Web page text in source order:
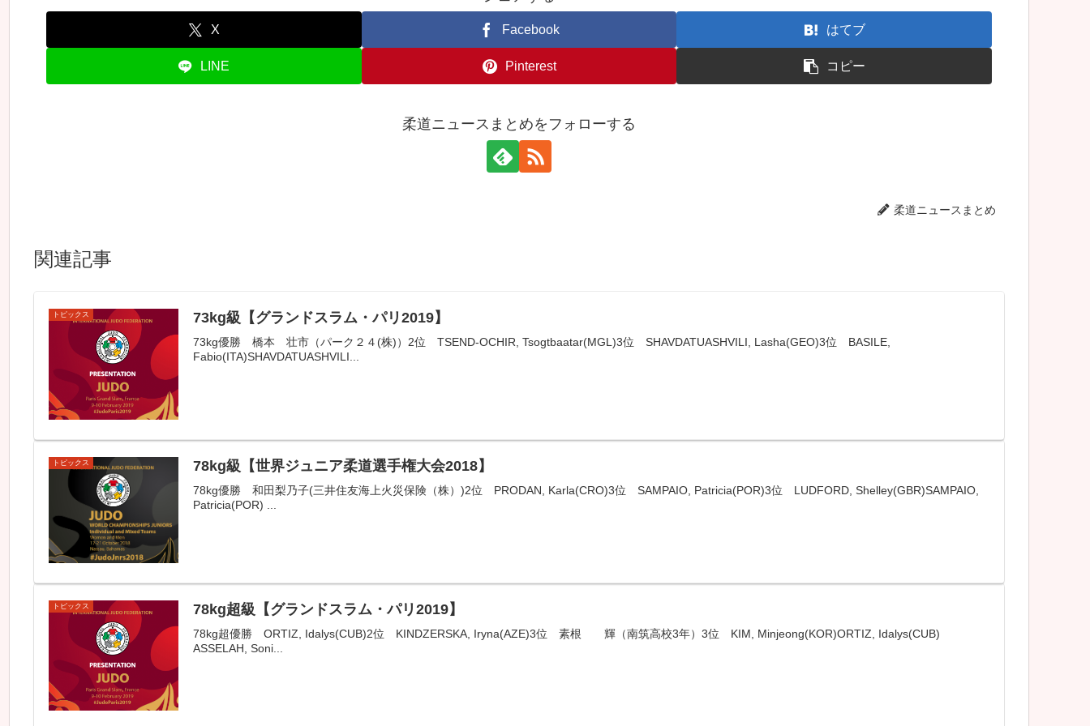
X Facebook はてブ
LINE Pinterest コピー
柔道ニュースまとめをフォローする
柔道ニュースまとめ
関連記事
トピックス 73kg級【グランドスラム・パリ2019】
73kg優勝 橋本 壮市（パーク２４(株)）2位 TSEND-OCHIR, Tsogtbaatar(MGL)3位 SHAVDATUASHVILI, Lasha(GEO)3位 BASILE,
Fabio(ITA)SHAVDATUASHVILI...
トピックス 78kg級【世界ジュニア柔道選手権大会2018】
78kg優勝 和田梨乃子(三井住友海上火災保険（株）)2位 PRODAN, Karla(CRO)3位 SAMPAIO, Patricia(POR)3位 LUDFORD, Shelley(GBR)SAMPAIO,
Patricia(POR) ...
トピックス 78kg超級【グランドスラム・パリ2019】
78kg超優勝 ORTIZ, Idalys(CUB)2位 KINDZERSKA, Iryna(AZE)3位 素根 輝（南筑高校3年）3位 KIM, Minjeong(KOR)ORTIZ, Idalys(CUB)
ASSELAH, Soni...